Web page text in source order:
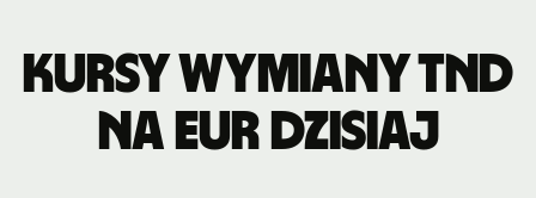
Kursy wymiany TND
na EUR dzisiaj